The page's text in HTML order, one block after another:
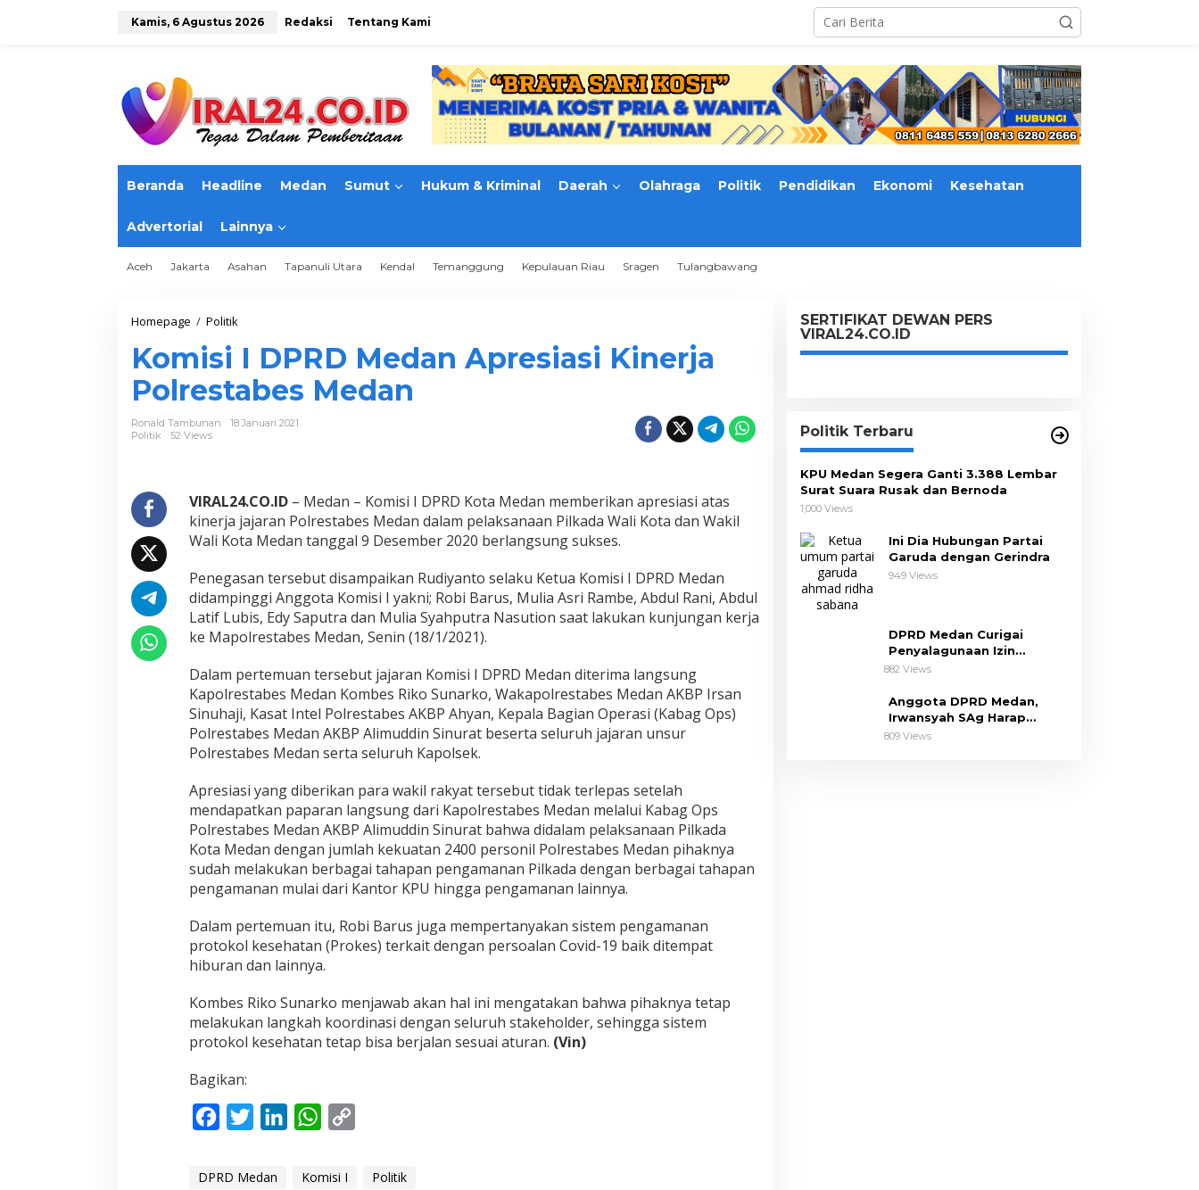
Kamis, 6 Agustus 2026 Redaksi Tentang Kami
Beranda Headline Medan Sumut Hukum & Kriminal Daerah Olahraga Politik Pendidikan Ekonomi Kesehatan
Advertorial Lainnya
Aceh Jakarta Asahan Tapanuli Utara Kendal Temanggung Kepulauan Riau Sragen Tulangbawang
Homepage / Politik
m
s
i
I
M
e
d
a
A
p
r
e
s
a
s
i
K
i
n
r
a
P
o
l
r
e
t
a
b
M
e
d
n
Komisi I DPRD Medan Apresiasi Kinerja
Polrestabes Medan
Ronald Tambunan
18 Januari 2021
Politik
52 Views
VIRAL24.CO.ID– Medan – Komisi I DPRD Kota Medan memberikan apresiasi atas
kinerja jajaran Polrestabes Medan dalam pelaksanaan Pilkada Wali Kota dan Wakil
Wali Kota Medan tanggal 9 Desember 2020 berlangsung sukses.
Penegasan tersebut disampaikan Rudiyanto selaku Ketua Komisi I DPRD Medan
didampinggi Anggota Komisi I yakni; Robi Barus, Mulia Asri Rambe, Abdul Rani, Abdul
Latif Lubis, Edy Saputra dan Mulia Syahputra Nasution saat lakukan kunjungan kerja
ke Mapolrestabes Medan, Senin (18/1/2021).
Dalam pertemuan tersebut jajaran Komisi I DPRD Medan diterima langsung
Kapolrestabes Medan Kombes Riko Sunarko, Wakapolrestabes Medan AKBP Irsan
Sinuhaji, Kasat Intel Polrestabes AKBP Ahyan, Kepala Bagian Operasi (Kabag Ops)
Polrestabes Medan AKBP Alimuddin Sinurat beserta seluruh jajaran unsur
Polrestabes Medan serta seluruh Kapolsek.
Apresiasi yang diberikan para wakil rakyat tersebut tidak terlepas setelah
mendapatkan paparan langsung dari Kapolrestabes Medan melalui Kabag Ops
Polrestabes Medan AKBP Alimuddin Sinurat bahwa didalam pelaksanaan Pilkada
Kota Medan dengan jumlah kekuatan 2400 personil Polrestabes Medan pihaknya
sudah melakukan berbagai tahapan pengamanan Pilkada dengan berbagai tahapan
pengamanan mulai dari Kantor KPU hingga pengamanan lainnya.
Dalam pertemuan itu, Robi Barus juga mempertanyakan sistem pengamanan
protokol kesehatan (Prokes) terkait dengan persoalan Covid-19 baik ditempat
hiburan dan lainnya.
Kombes Riko Sunarko menjawab akan hal ini mengatakan bahwa pihaknya tetap
melakukan langkah koordinasi dengan seluruh stakeholder, sehingga sistem
protokol kesehatan tetap bisa berjalan sesuai aturan. (Vin)
Bagikan:
c
i
W
a
DPRD Medan Komisi I Politik
SERTIFIKAT DEWAN PERS
VIRAL24.CO.ID
Politik Terbaru
KPU Medan Segera Ganti 3.388 Lembar
Surat Suara Rusak dan Bernoda
1,000 Views
Ini Dia Hubungan Partai
Garuda dengan Gerindra
949 Views
DPRD Medan Curigai
Penyalagunaan Izin
Pembangunan The Riez
882 Views
Anggota DPRD Medan,
Irwansyah SAg Harap
Pemko Perhatikan Keluhan
809 Views